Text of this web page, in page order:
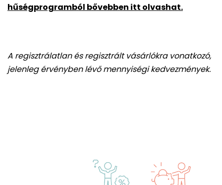
hűségprogramból bővebben itt olvashat.
A regisztrálatlan és regisztrált vásárlókra vonatkozó,
jelenleg érvényben lévő mennyiségi kedvezmények.